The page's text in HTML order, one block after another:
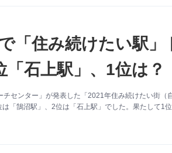
「住み続けたい駅
「石上駅」、1位は？
チセンター」が発表した「2021年住み続けたい街
「鵠沼駅」、2位は「石上駅」でした。果たして1位